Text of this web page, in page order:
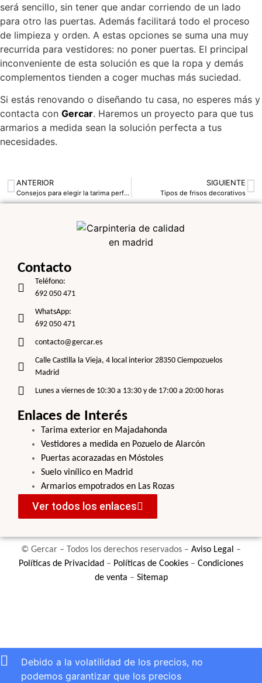
será sencillo, sin tener que andar corriendo de un lado
para otro las puertas. Además facilitará todo el proceso
de limpieza y orden. A estas opciones se suma una muy
recurrida para vestidores: no poner puertas. El principal
inconveniente de esta solución es que la ropa y demás
complementos tienden a coger muchas más suciedad.
Si estás renovando o diseñando tu casa, no esperes más y
contacta con Gercar. Haremos un proyecto para que tus
armarios a medida sean la solución perfecta a tus
necesidades.
ANTERIOR
Consejos para elegir la tarima perfecta: espacios pequeños
SIGUIENTE
Tipos de frisos decorativos
Contacto
Teléfono:
692 050 471
WhatsApp:
692 050 471
contacto@gercar.es
Calle Castilla la Vieja, 4 local interior 28350 Ciempozuelos
Madrid
Lunes a viernes de 10:30 a 13:30 y de 17:00 a 20:00 horas
Enlaces de Interés
Tarima exterior en Majadahonda
Vestidores a medida en Pozuelo de Alarcón
Puertas acorazadas en Móstoles
Suelo vinílico en Madrid
Armarios empotrados en Las Rozas
Ver todos los enlaces
© Gercar – Todos los derechos reservados – Aviso Legal
–
Políticas de Privacidad – Políticas de Cookies – Condiciones
de venta – Sitemap
Debido a la volatilidad de los precios, no
podemos garantizar que los precios